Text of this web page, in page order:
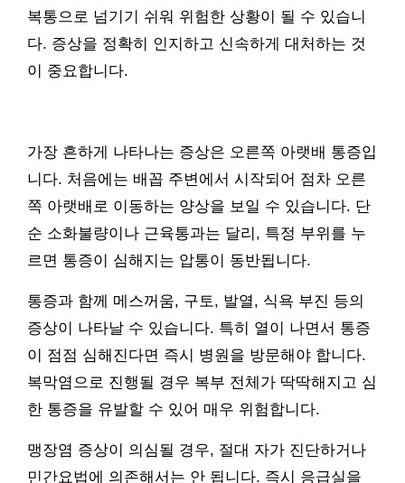
복통으로 넘기기 쉬워 위험한 상황이 될 수 있습니
다. 증상을 정확히 인지하고 신속하게 대처하는 것
이 중요합니다.
가장 흔하게 나타나는 증상은 오른쪽 아랫배 통증입
니다. 처음에는 배꼽 주변에서 시작되어 점차 오른
쪽 아랫배로 이동하는 양상을 보일 수 있습니다. 단
순 소화불량이나 근육통과는 달리, 특정 부위를 누
르면 통증이 심해지는 압통이 동반됩니다.
통증과 함께 메스꺼움, 구토, 발열, 식욕 부진 등의
증상이 나타날 수 있습니다. 특히 열이 나면서 통증
이 점점 심해진다면 즉시 병원을 방문해야 합니다.
복막염으로 진행될 경우 복부 전체가 딱딱해지고 심
한 통증을 유발할 수 있어 매우 위험합니다.
맹장염 증상이 의심될 경우, 절대 자가 진단하거나
민간요법에 의존해서는 안 됩니다. 즉시 응급실을